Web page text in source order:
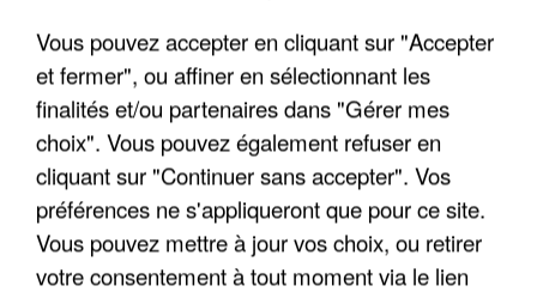
APRÈS TOUTES CES CANICULES, LES REFUGES
DE FAUNE SAUVAGE SONT...
Vous pouvez accepter en cliquant sur "Accepter
et fermer", ou affiner en sélectionnant les
finalités et/ou partenaires dans "Gérer mes
choix". Vous pouvez également refuser en
cliquant sur "Continuer sans accepter". Vos
préférences ne s'appliqueront que pour ce site.
Vous pouvez mettre à jour vos choix, ou retirer
votre consentement à tout moment via le lien